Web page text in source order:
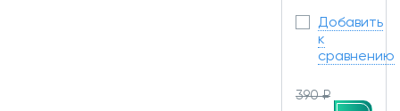
Добавить
к
сравнению
390 ₽